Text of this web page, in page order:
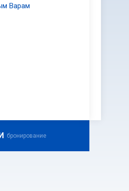
Варам
бронирование